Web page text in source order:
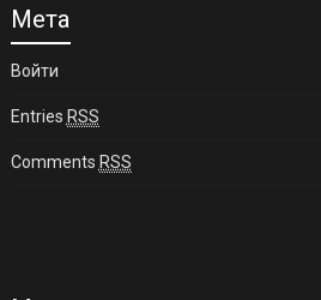
Мета
Войти
Entries RSS
Comments RSS